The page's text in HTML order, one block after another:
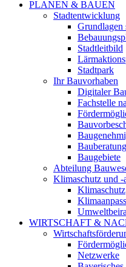
PLANEN & BAUEN
Stadtentwicklung
Grundlagen
Stadtleitbild
Stadtpark
Ihr Bauvorhaben
Digitaler
Fachstelle
Bauberatung
Baugebiete
Abteilung
Klimaschutz und -
Klimaschutz
WIRTSCHAFT &
Netzwerke